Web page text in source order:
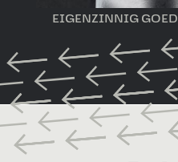
EIGENZINNIG GOED